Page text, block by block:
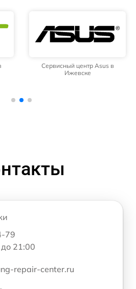
Сервисный центр Asus в
Ижевске
79
21:00
repair-center.ru